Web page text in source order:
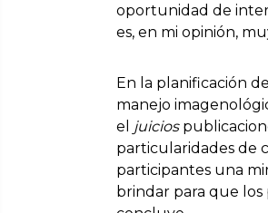
oportunidad de
es, en mi opinión,
En la planificación
manejo
el
juicios
particularidades de
participantes una
brindar para que los